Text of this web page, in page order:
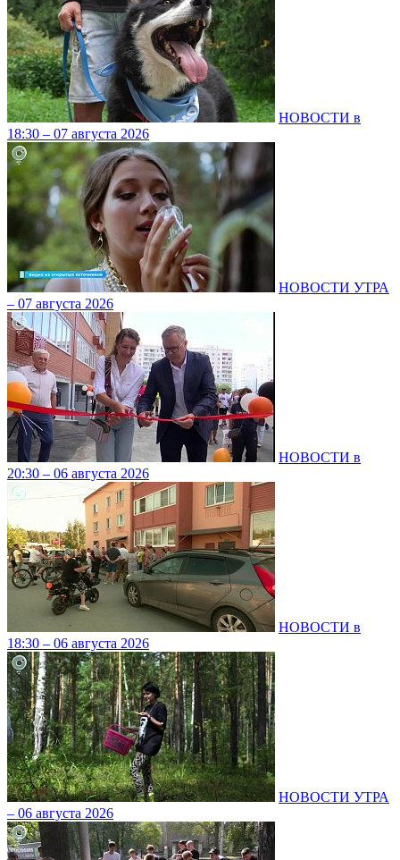
НОВОСТИ в
18:30 – 07 августа 2026
НОВОСТИ УТРА
– 07 августа 2026
НОВОСТИ в
20:30 – 06 августа 2026
НОВОСТИ в
18:30 – 06 августа 2026
НОВОСТИ УТРА
– 06 августа 2026